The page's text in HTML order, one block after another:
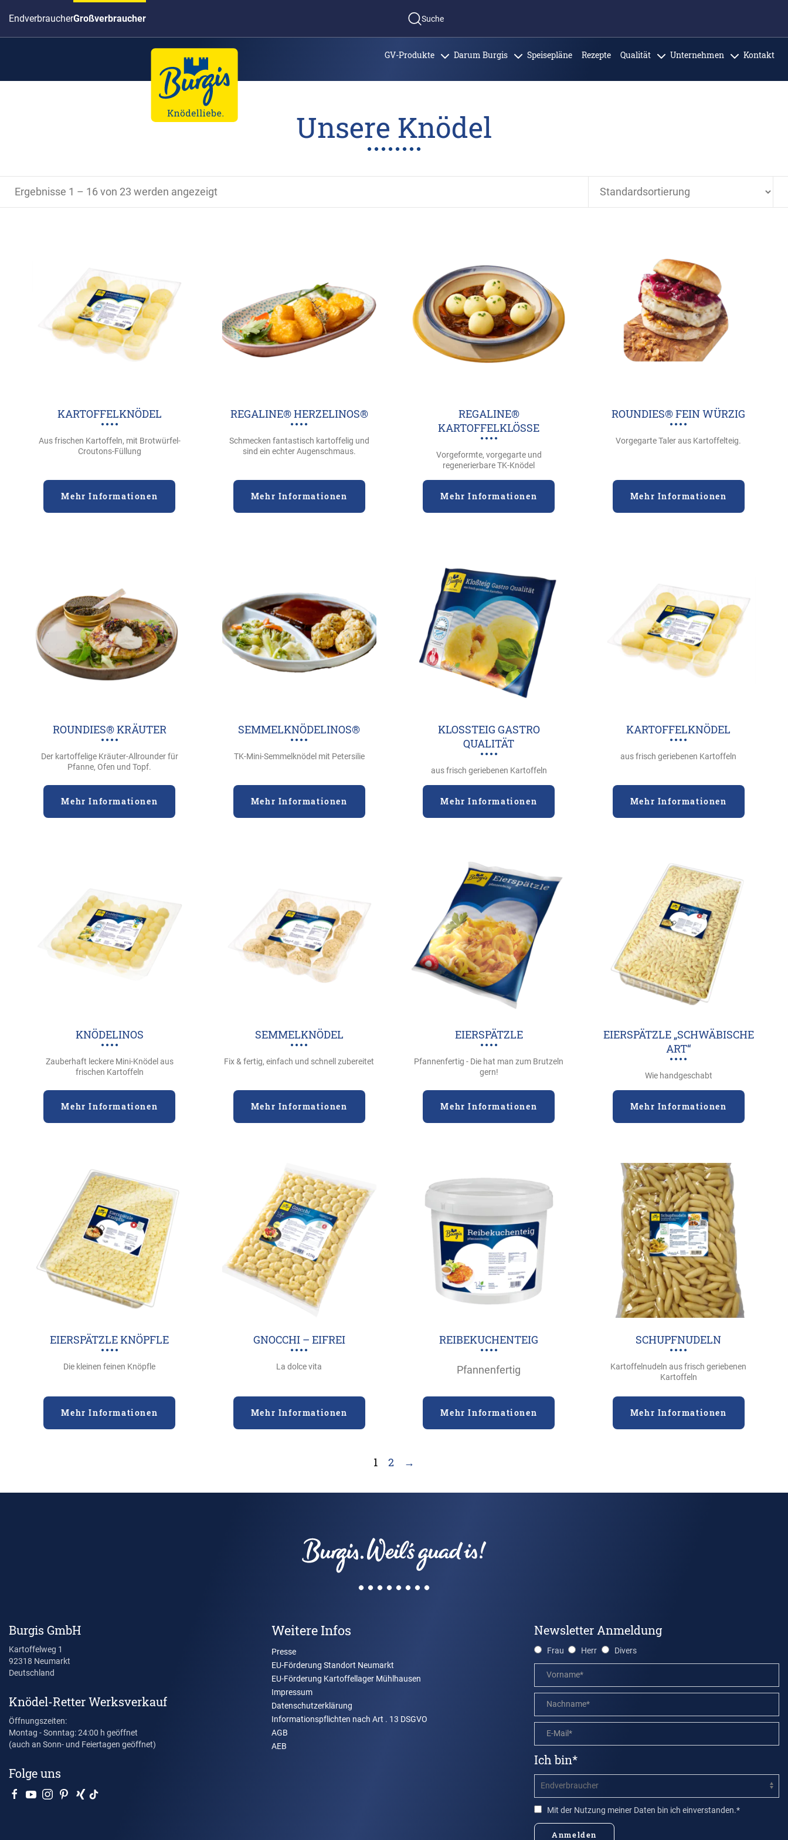
EndverbraucherGroßverbraucher Suche
GV-Produkte Darum Burgis Speisepläne Rezepte Qualität Unternehmen Kontakt
Unsere Knödel
Ergebnisse 1 – 16 von 23 werden angezeigt
KARTOFFELKNÖDEL
Aus frischen Kartoffeln, mit Brotwürfel-
Croutons-Füllung
Mehr Informationen
REGALINE® HERZELINOS®
Schmecken fantastisch kartoffelig und
sind ein echter Augenschmaus.
Mehr Informationen
REGALINE®
KARTOFFELKLÖSSE
Vorgeformte, vorgegarte und
regenerierbare TK-Knödel
Mehr Informationen
ROUNDIES® FEIN WÜRZIG
Vorgegarte Taler aus Kartoffelteig.
Mehr Informationen
ROUNDIES® KRÄUTER
Der kartoffelige Kräuter-Allrounder für
Pfanne, Ofen und Topf.
Mehr Informationen
SEMMELKNÖDELINOS®
TK-Mini-Semmelknödel mit Petersilie
Mehr Informationen
KLOSSTEIG GASTRO Q
UALITÄT
aus frisch geriebenen Kartoffeln
Mehr Informationen
KARTOFFELKNÖDEL
aus frisch geriebenen Kartoffeln
Mehr Informationen
KNÖDELINOS
Zauberhaft leckere Mini-Knödel aus
frischen Kartoffeln
Mehr Informationen
SEMMELKNÖDEL
Fix & fertig, einfach und schnell zubereitet
Mehr Informationen
EIERSPÄTZLE
Pfannenfertig - Die hat man zum Brutzeln
gern!
Mehr Informationen
EIERSPÄTZLE „SCHWÄBISCHE
ART“
Wie handgeschabt
Mehr Informationen
EIERSPÄTZLE KNÖPFLE
Die kleinen feinen Knöpfle
Mehr Informationen
GNOCCHI – EIFREI
La dolce vita
Mehr Informationen
REIBEKUCHENTEIG
Pfannenfertig
Mehr Informationen
SCHUPFNUDELN
Kartoffelnudeln aus frisch geriebenen
Kartoffeln
Mehr Informationen
1 2 →
Burgis GmbH
Kartoffelweg 1
92318 Neumarkt
Deutschland
Knödel-Retter Werksverkauf
Öffnungszeiten:
Montag - Sonntag: 24:00 h geöffnet
(auch an Sonn- und Feiertagen geöffnet)
Folge uns
Weitere Infos
Presse
EU-Förderung Standort Neumarkt
EU-Förderung Kartoffellager Mühlhausen
Impressum
Datenschutzerklärung
Informationspflichten nach Art . 13 DSGVO
AGB
AEB
Newsletter Anmeldung
Frau Herr Divers
Ich bin*
Mit der Nutzung meiner Daten bin ich einverstanden.*
Anmelden